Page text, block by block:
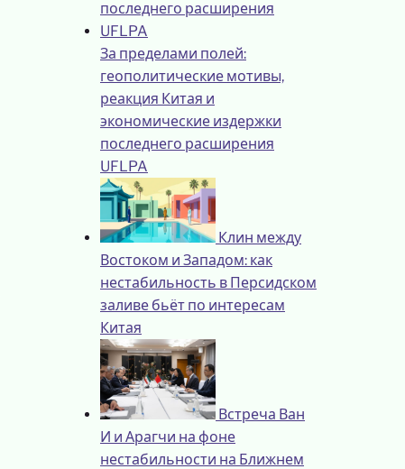
За пределами полей:
геополитические мотивы,
реакция Китая и
экономические издержки
последнего расширения
UFLPA
Клин между
Востоком и Западом: как
нестабильность в Персидском
заливе бьёт по интересам
Китая
Встреча Ван
И и Арагчи на фоне
нестабильности на Ближнем